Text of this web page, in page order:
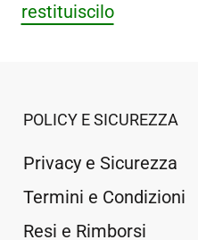
restituiscilo
POLICY E SICUREZZA
Privacy e Sicurezza
Termini e Condizioni
Resi e Rimborsi